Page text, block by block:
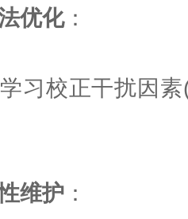
优化：
校正干扰因素(
维护 ：